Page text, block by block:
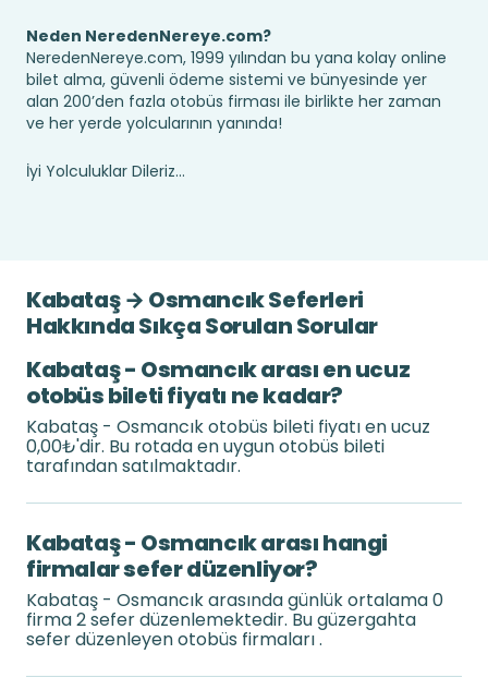
Neden NeredenNereye.com?
NeredenNereye.com, 1999 yılından bu yana kolay online
bilet alma, güvenli ödeme sistemi ve bünyesinde yer
alan 200’den fazla otobüs firması ile birlikte her zaman
ve her yerde yolcularının yanında!
İyi Yolculuklar Dileriz...
Kabataş → Osmancık Seferleri
Hakkında Sıkça Sorulan Sorular
Kabataş - Osmancık arası en ucuz
otobüs bileti fiyatı ne kadar?
Kabataş - Osmancık otobüs bileti fiyatı en ucuz
0,00₺'dir. Bu rotada en uygun otobüs bileti
tarafından satılmaktadır.
Kabataş - Osmancık arası hangi
firmalar sefer düzenliyor?
Kabataş - Osmancık arasında günlük ortalama 0
firma 2 sefer düzenlemektedir. Bu güzergahta
sefer düzenleyen otobüs firmaları .